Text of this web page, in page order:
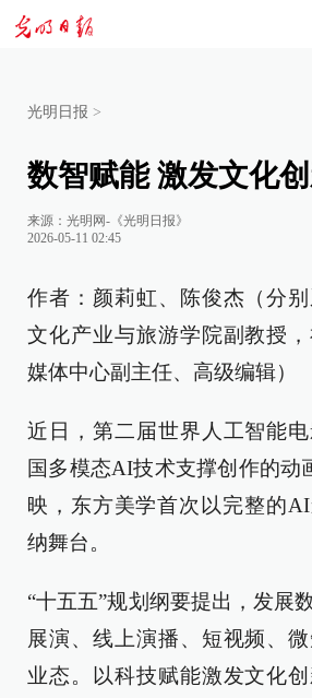
光明日报 >
数智赋能 激发文化
来源： 光明网-《光明日报》
2026-05-11 02:45
作者：颜莉虹、陈俊杰（分
文化产业与旅游学院副教授
媒体中心副主任、高级编辑）
近日，第二届世界人工智能
国多模态AI技术支撑创作的动
映，东方美学首次以完整的
纳舞台。
“十五五”规划纲要提出，发展
展演、线上演播、短视频、
业态。以科技赋能激发文化